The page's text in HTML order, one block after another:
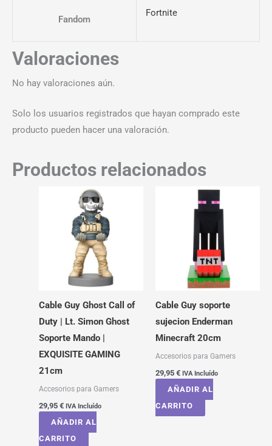
Fandom
Fortnite
Valoraciones
No hay valoraciones aún.
Solo los usuarios registrados que hayan comprado este
producto pueden hacer una valoración.
Productos relacionados
Cable Guy Ghost Call of
Duty | Lt. Simon Ghost
Soporte Mando |
EXQUISITE GAMING
21cm
Accesorios para Gamers
29,95 € IVA Incluído
AÑADIR AL
CARRITO
Cable Guy soporte
sujecion Enderman
Minecraft 20cm
Accesorios para Gamers
29,95 € IVA Incluído
AÑADIR AL
CARRITO